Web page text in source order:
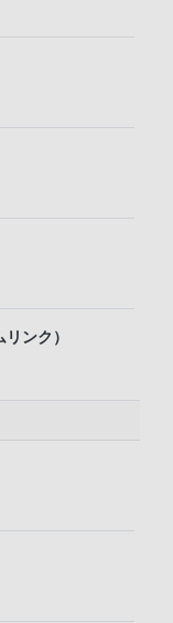
ンク）